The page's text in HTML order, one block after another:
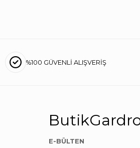
%100 GÜVENLİ ALIŞVERİŞ
E-BÜLTEN